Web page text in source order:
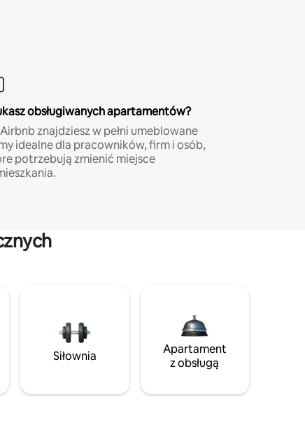
obsługiwanych apartamentów?
znajdziesz w pełni umeblowane
idealne dla pracowników, firm i osób,
potrzebują zmienić miejsce
Siłownia
Apartament
z obsługą